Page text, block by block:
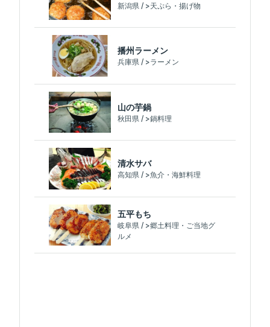
新潟県 / >天ぷら・揚げ物
播州ラーメン
兵庫県 / >ラーメン
山の芋鍋
秋田県 / >鍋料理
清水サバ
高知県 / >魚介・海鮮料理
五平もち
岐阜県 / >郷土料理・ご当地グ
ルメ